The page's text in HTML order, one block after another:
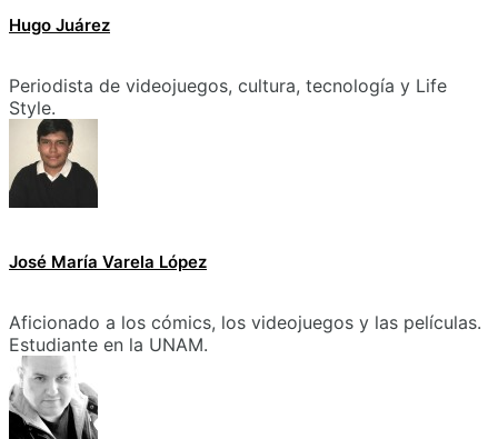
Hugo Juárez
Periodista de videojuegos, cultura, tecnología y Life
Style.
José María Varela López
Aficionado a los cómics, los videojuegos y las películas.
Estudiante en la UNAM.